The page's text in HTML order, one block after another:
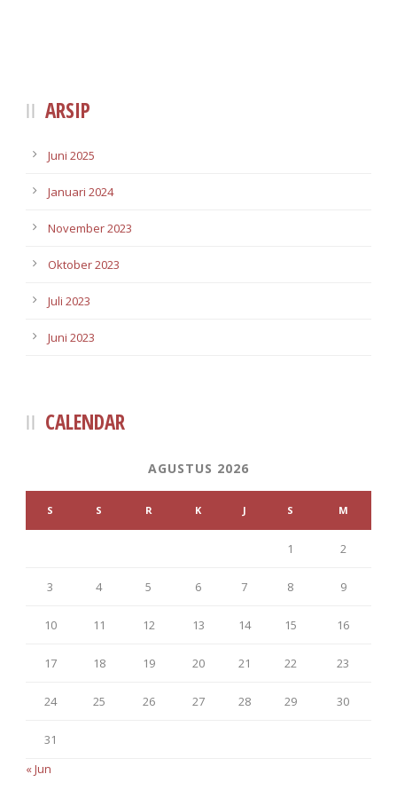
ARSIP
Juni 2025
Januari 2024
November 2023
Oktober 2023
Juli 2023
Juni 2023
CALENDAR
AGUSTUS 2026
S S R K J S M
1 2
3 4 5 6 7 8 9
10 11 12 13 14 15 16
17 18 19 20 21 22 23
24 25 26 27 28 29 30
31
« Jun